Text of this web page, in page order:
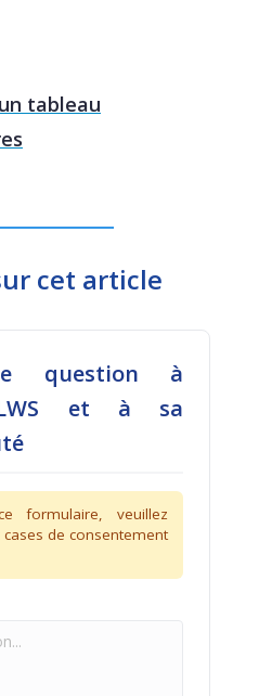
tableau
cet article
question à
et à sa
formulaire, veuillez
de consentement